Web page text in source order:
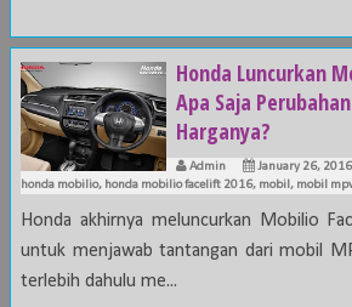
Honda Luncurkan
Apa Saja
Harganya?
Admin January 26, 2016
honda mobilio, honda mobilio facelift 2016, mobil , mobil
Honda akhirnya meluncurkan Mobilio
untuk menjawab tantangan dari mobil
terlebih dahulu me...